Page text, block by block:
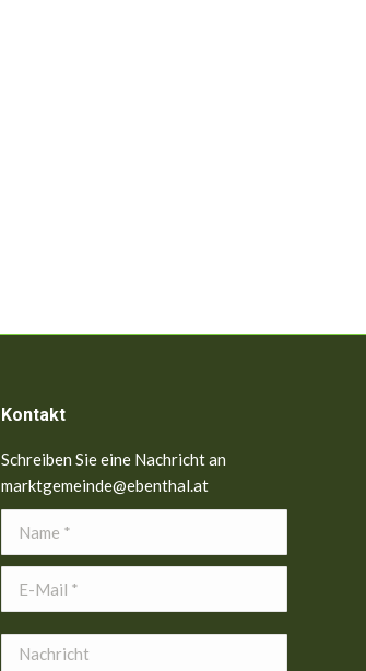
Kontakt
Schreiben Sie eine Nachricht an
marktgemeinde@ebenthal.at
Name *
E-Mail *
Nachricht